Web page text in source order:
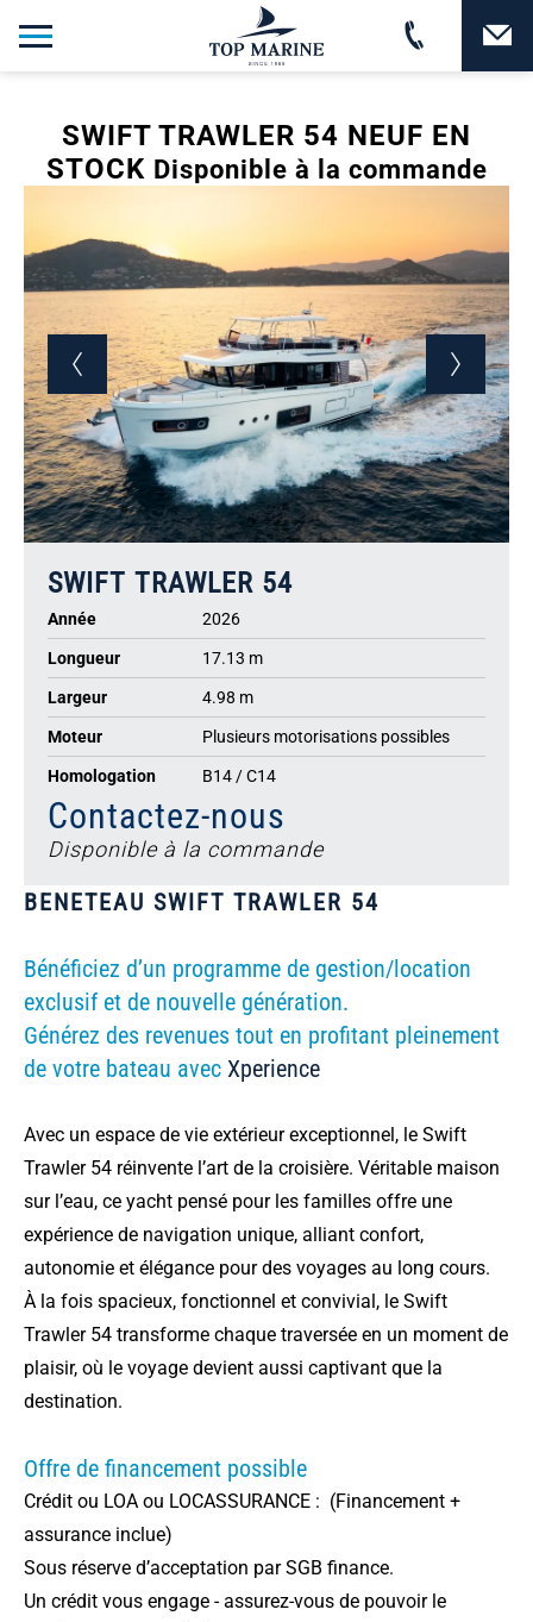
SWIFT TRAWLER 54 NEUF EN
STOCK Disponible à la commande
SWIFT TRAWLER 54
Année 2026
Longueur 17.13 m
Largeur 4.98 m
Moteur Plusieurs motorisations possibles
Homologation B14 / C14
Contactez-nous
Disponible à la commande
BENETEAU SWIFT TRAWLER 54
Bénéficiez d’un programme de gestion/location
exclusif et de nouvelle génération.
Générez des revenues tout en profitant pleinement
de votre bateau avec Xperience
Avec un espace de vie extérieur exceptionnel, le Swift
Trawler 54 réinvente l’art de la croisière. Véritable maison
sur l’eau, ce yacht pensé pour les familles offre une
expérience de navigation unique, alliant confort,
autonomie et élégance pour des voyages au long cours.
À la fois spacieux, fonctionnel et convivial, le Swift
Trawler 54 transforme chaque traversée en un moment de
plaisir, où le voyage devient aussi captivant que la
destination.
Offre de financement possible
Crédit ou LOA ou LOCASSURANCE : (Financement +
assurance inclue)
Sous réserve d’acceptation par SGB finance.
Un crédit vous engage - assurez-vous de pouvoir le